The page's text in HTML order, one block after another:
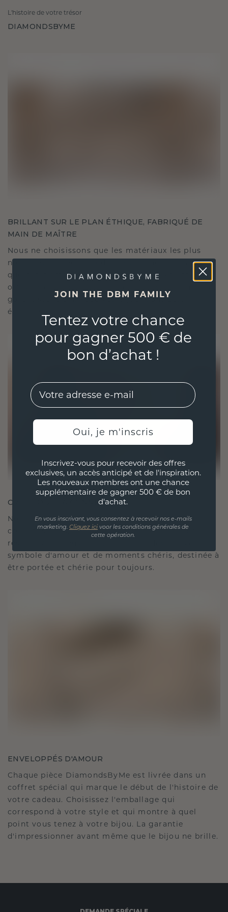
L'histoire de votre trésor
DIAMONDSBYME
BRILLANT SUR LE PLAN ÉTHIQUE, FABRIQUÉ DE
MAIN DE MAÎTRE
Nous ne choisissons que les matériaux les plus
nobles et respectueux de l'environnement, ainsi
que des diamants synthétiques. Nos experts en
orfèvrerie allient durabilité et savoir-faire inégalé,
garantissant ainsi que vos bijoux sont aussi
éthiques qu'exquis.
CRÉÉ POUR LA CONNEXION
Notre philosophie en matière de design est de
créer des liens, chaque pièce étant conçue pour
résister à l'épreuve du temps. Elle devient votre
symbole d'amour et de moments chéris, destinée à
être portée et chérie pour toujours.
ENVELOPPÉS D'AMOUR
Chaque pièce DiamondsByMe est livrée dans un
coffret spécial qui marque le début de l'histoire de
votre cadeau. Choisissez l'emballage qui
correspond à votre style et qui montre à quel
point vous tenez à votre bijou. La garantie
d'impressionner avant même que le bijou ne brille.
JOIN THE DBM FAMILY
Tentez votre chance
pour gagner 500 € de
bon d’achat !
EMail
Oui, je m'inscris
Inscrivez-vous pour recevoir des offres
exclusives, un accès anticipé et de l'inspiration.
Les nouveaux membres ont une chance
supplémentaire de gagner 500 € de bon
d'achat.
En vous inscrivant, vous consentez à recevoir nos e-mails
marketing. Cliquez ici voor les conditions générales de
cette opération.